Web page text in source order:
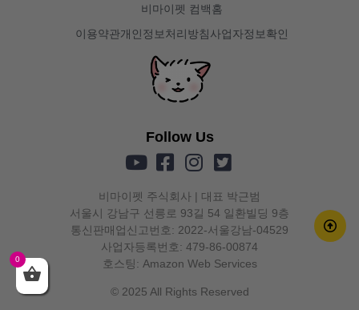
비마이펫 컴백홈
이용약관개인정보처리방침사업자정보확인
Follow Us
비마이펫 주식회사 | 대표 박근범
서울시 강남구 선릉로 93길 54 일환빌딩 9층
통신판매업신고번호: 2022-서울강남-04529
사업자등록번호: 479-86-00874
호스팅: Amazon Web Services
© 2025 All Rights Reserved
0